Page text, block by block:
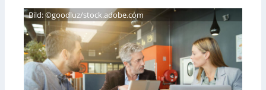
H
e
n
s
a
u
f
d
T
e
c
h
A
g
e
Bild: ©goodluz/stock.adobe.com